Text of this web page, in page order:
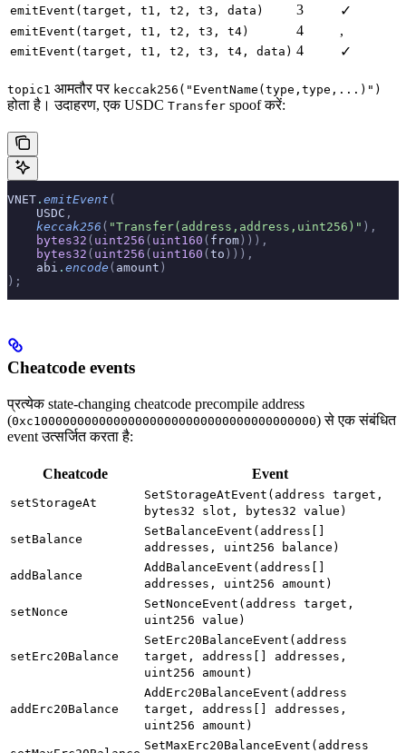
emitEvent(target, t1, t2, t3, data) 3 ✓
emitEvent(target, t1, t2, t3, t4) 4 ,
emitEvent(target, t1, t2, t3, t4, data) 4 ✓
topic1 आमतौर पर keccak256("EventName(type,type,...)")
होता है। उदाहरण, एक USDC Transfer spoof करें:
VNET . emitEvent (
    USDC
,
    keccak256
( "Transfer(address,address,uint256)" ),
    bytes32
( uint256 ( uint160 ( from ))),
    bytes32
( uint256 ( uint160 ( to ))),
    abi
. encode ( amount )
);
Cheatcode events
प्रत्येक state-changing cheatcode precompile address
(0xc100000000000000000000000000000000000000) से एक संबंधित
event उत्सर्जित करता है:
Cheatcode Event
setStorageAt
SetStorageAtEvent(address target,
bytes32 slot, bytes32 value)
setBalance
SetBalanceEvent(address[]
addresses, uint256 balance)
addBalance
AddBalanceEvent(address[]
addresses, uint256 amount)
setNonce
SetNonceEvent(address target,
uint256 value)
setErc20Balance
SetErc20BalanceEvent(address
target, address[] addresses,
uint256 amount)
addErc20Balance
AddErc20BalanceEvent(address
target, address[] addresses,
uint256 amount)
SetMaxErc20BalanceEvent(address